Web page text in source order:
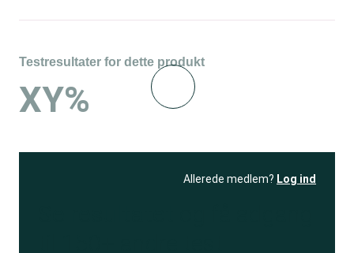
Testresultater for dette produkt
XY%
Allerede medlem? Log ind